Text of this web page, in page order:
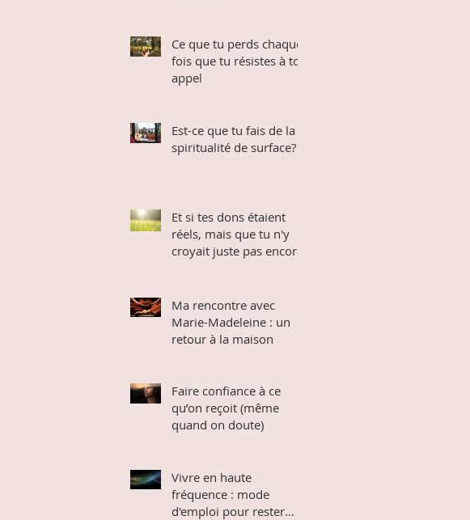
Ce que tu perds chaque
fois que tu résistes à ton
appel
Est-ce que tu fais de la
spiritualité de surface?
Et si tes dons étaient
réels, mais que tu n'y
croyait juste pas encore
Ma rencontre avec
Marie-Madeleine : un
retour à la maison
Faire confiance à ce
qu’on reçoit (même
quand on doute)
Vivre en haute
fréquence : mode
d'emploi pour rester